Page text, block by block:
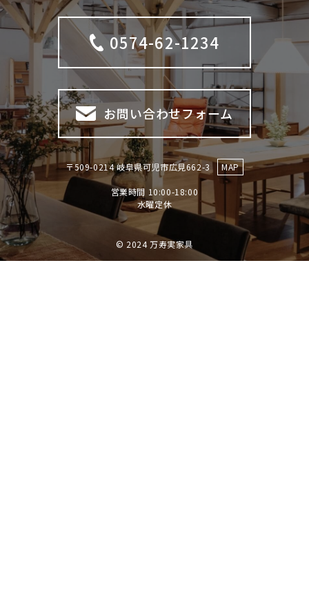
0574-62-1234
お問い合わせフォーム
〒509-0214 岐阜県可児市広見662-3 MAP
営業時間 10:00-18:00
​​​​​​​水曜定休
© 2024 万寿実家具